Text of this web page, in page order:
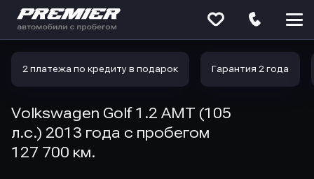
2 платежа по кредиту в подарок Гарантия 2 года
Volkswagen Golf 1.2 AMT (105
л.с.) 2013 года с пробегом
127 700 км.